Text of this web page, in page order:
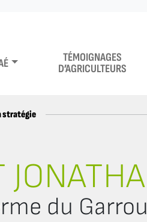
TÉMOIGNAGES
D’AGRICULTEURS
stratégie
du